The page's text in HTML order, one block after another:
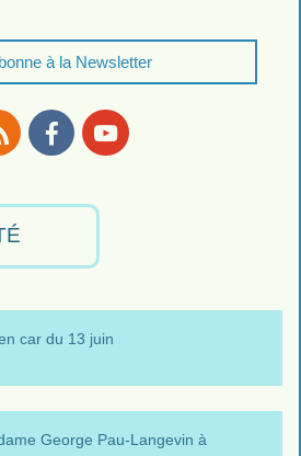
à la Newsletter
car du 13 juin
George Pau-Langevin à